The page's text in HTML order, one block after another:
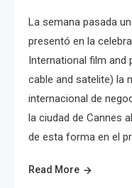
La semana pasada
presentó en la
International film and
cable and satelite) la
internacional de
la ciudad de Cannes
de esta forma en el
Read More